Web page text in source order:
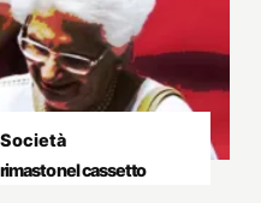
nel cassetto